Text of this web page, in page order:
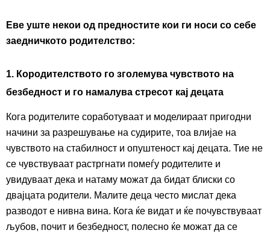
Еве уште некои од предностите кои ги носи со себе
заедничкото родителство:
1. Кородителството го зголемува чувството на
безбедност и го намалува стресот кај децата
Кога родителите соработуваат и моделираат пригодни
начини за разрешување на судирите, тоа влијае на
чувството на стабилност и опуштеност кај децата. Тие не
се чувствуваат растргнати помеѓу родителите и
увидуваат дека и натаму можат да бидат блиски со
двајцата родители. Малите деца често мислат дека
разводот е нивна вина. Кога ќе видат и ќе почувствуваат
љубов, почит и безбедност, полесно ќе можат да се